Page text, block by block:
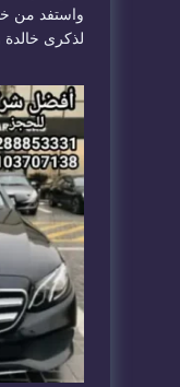
واستفد من
لذكرى خالدة